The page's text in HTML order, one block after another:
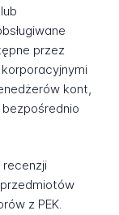
przez
kont,
z PEK.